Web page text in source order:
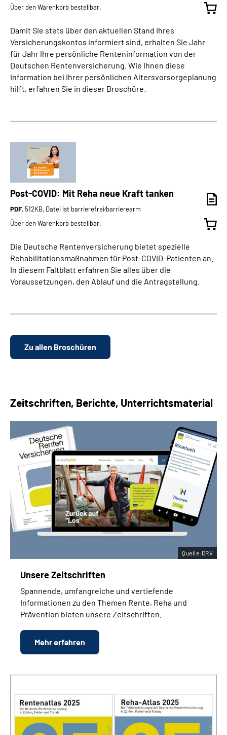
Über den Warenkorb bestellbar.
Damit Sie stets über den aktuellen Stand Ihres
Versicherungskontos informiert sind, erhalten Sie Jahr
für Jahr Ihre persönliche Renteninformation von der
Deutschen Rentenversicherung. Wie Ihnen diese
Information bei Ihrer persönlichen Altersvorsorgeplanung
hilft, erfahren Sie in dieser Broschüre.
Post-COVID: Mit Reha neue Kraft tanken
PDF, 512KB, Datei ist barrierefrei⁄barrierearm
Über den Warenkorb bestellbar.
Die Deutsche Rentenversicherung bietet spezielle
Rehabilitationsmaßnahmen für Post-COVID-Patienten an.
In diesem Faltblatt erfahren Sie alles über die
Voraussetzungen, den Ablauf und die Antragstellung.
Zu allen Broschüren
Zeitschriften, Berichte, Unterrichtsmaterial
Unsere Zeitschriften
Spannende, umfangreiche und vertiefende
Informationen zu den Themen Rente, Reha und
Prävention bieten unsere Zeitschriften.
Mehr erfahren
Quelle:DRV